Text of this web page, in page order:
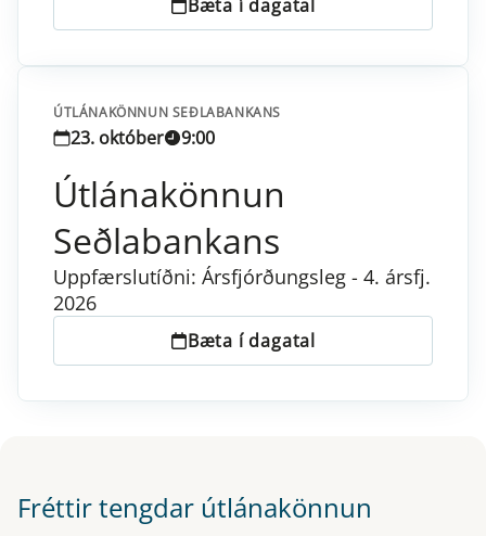
Bæta í dagatal
ÚTLÁNAKÖNNUN SEÐLABANKANS
23. október 9:00
Útlánakönnun
Seðlabankans
Uppfærslutíðni: Ársfjórðungsleg - 4. ársfj.
2026
Bæta í dagatal
Fréttir tengdar útlánakönnun